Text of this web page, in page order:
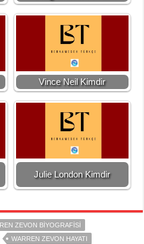
Vince Neil Kimdir
Julie London Kimdir
ZEVON BIYOGRAFISI
WARREN ZEVON HAYATI